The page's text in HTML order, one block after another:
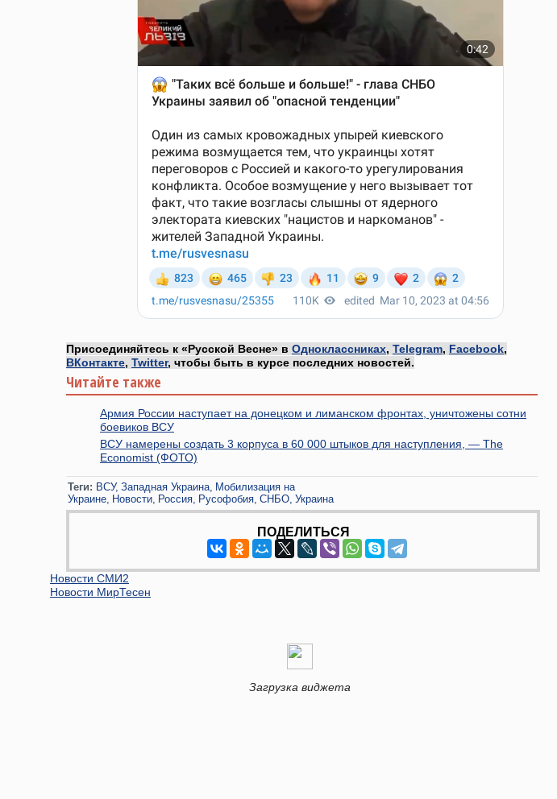
Присоединяйтесь к «Русской Весне» в Одноклассниках, Telegram, Facebook,
ВКонтакте, Twitter, чтобы быть в курсе последних новостей.
Читайте также
Армия России наступает на донецком и лиманском фронтах, уничтожены сотни
боевиков ВСУ
ВСУ намерены создать 3 корпуса в 60 000 штыков для наступления, — The
Economist (ФОТО)
Теги: ВСУ Западная Украина Мобилизация на
Украине Новости Россия Русофобия СНБО Украина
ПОДЕЛИТЬСЯ
Новости СМИ2
Новости МирТесен
Загрузка виджета